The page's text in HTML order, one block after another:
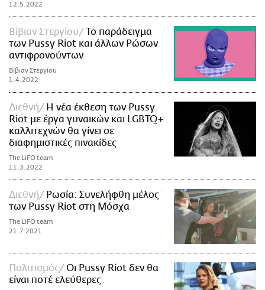
12.5.2022
Βίβιαν Στεργίου
Το παράδειγμα
των Pussy Riot και άλλων Ρώσων
αντιφρονούντων
Βίβιαν Στεργίου
1.4.2022
Διεθνή
Η νέα έκθεση των Pussy
Riot με έργα γυναικών και LGBTQ+
καλλιτεχνών θα γίνει σε
διαφημιστικές πινακίδες
The LiFO team
11.3.2022
Διεθνή
Ρωσία: Συνελήφθη μέλος
των Pussy Riot στη Μόσχα
The LiFO team
21.7.2021
Πολιτισμός
Οι Pussy Riot δεν θα
είναι ποτέ ελεύθερες